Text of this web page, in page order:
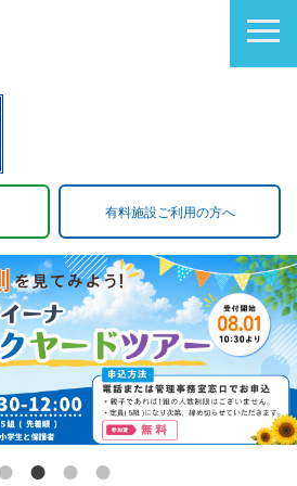
有料施設ご利用の方へ